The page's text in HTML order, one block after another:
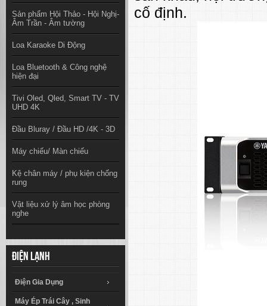
Sản phẩm Hội Thảo - Hội Nghị-
Âm Trần - Âm tường
Loa Karaoke Di Động
Loa Bluetooth & Công nghệ
hiện đại
Tivi Oled, Qled, Smart TV - TV
UHD 4K
Đầu Bluray / Đầu HD /4K - 3D
Máy chiếu/ Màn chiếu
Kệ chân máy / phụ kiện chống
rung
Vật liệu xử lý âm học phòng
nghe
Điện lạnh
Điện Gia Dụng
Máy Ép Trái Cây , Sinh
cố định.